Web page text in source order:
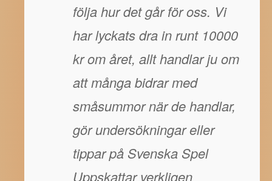
följa hur det går för oss. Vi
har lyckats dra in runt 10000
kr om året, allt handlar ju om
att många bidrar med
småsummor när de handlar,
gör undersökningar eller
tippar på Svenska Spel
Uppskattar verkligen